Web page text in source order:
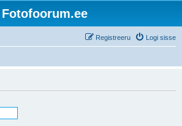
Fotofoorum.ee
Logi sisse
Registreeru